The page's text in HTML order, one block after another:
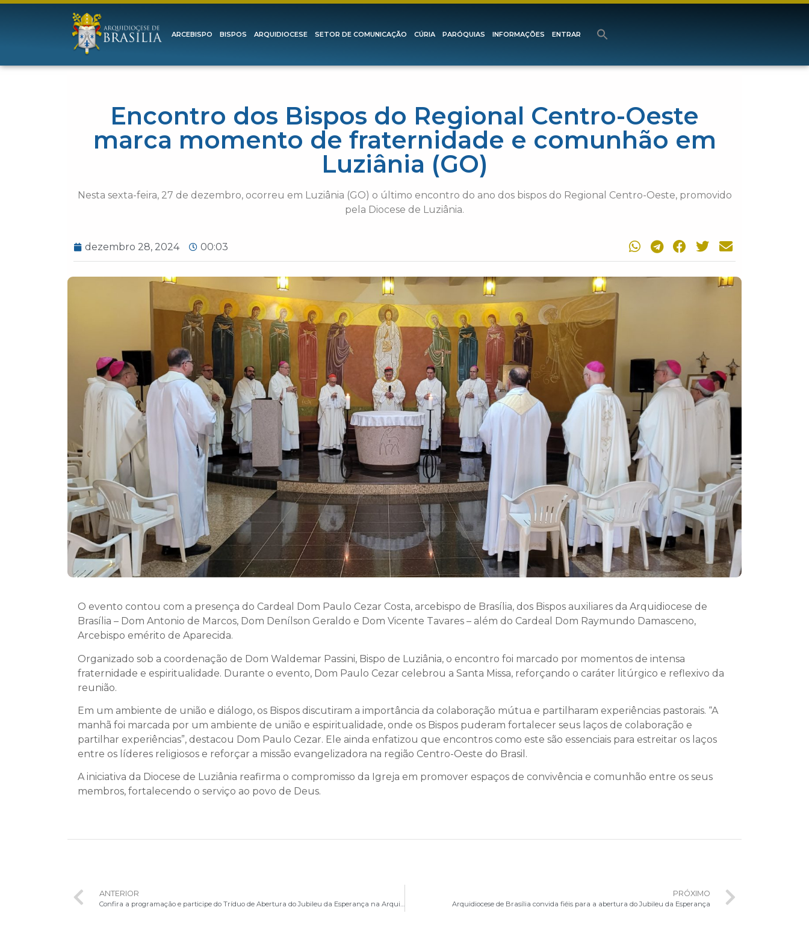
ARCEBISPO BISPOS ARQUIDIOCESE SETOR DE COMUNICAÇÃO CÚRIA PARÓQUIAS INFORMAÇÕES ENTRAR
Encontro dos Bispos do Regional Centro-Oeste
marca momento de fraternidade e comunhão em
Luziânia (GO)
Nesta sexta-feira, 27 de dezembro, ocorreu em Luziânia (GO) o último encontro do ano dos bispos do Regional Centro-Oeste, promovido
pela Diocese de Luziânia.
dezembro 28, 2024 00:03
O evento contou com a presença do Cardeal Dom Paulo Cezar Costa, arcebispo de Brasília, dos Bispos auxiliares da Arquidiocese de
Brasília – Dom Antonio de Marcos, Dom Denílson Geraldo e Dom Vicente Tavares – além do Cardeal Dom Raymundo Damasceno,
Arcebispo emérito de Aparecida.
Organizado sob a coordenação de Dom Waldemar Passini, Bispo de Luziânia, o encontro foi marcado por momentos de intensa
fraternidade e espiritualidade. Durante o evento, Dom Paulo Cezar celebrou a Santa Missa, reforçando o caráter litúrgico e reflexivo da
reunião.
Em um ambiente de união e diálogo, os Bispos discutiram a importância da colaboração mútua e partilharam experiências pastorais. “A
manhã foi marcada por um ambiente de união e espiritualidade, onde os Bispos puderam fortalecer seus laços de colaboração e
partilhar experiências”, destacou Dom Paulo Cezar. Ele ainda enfatizou que encontros como este são essenciais para estreitar os laços
entre os líderes religiosos e reforçar a missão evangelizadora na região Centro-Oeste do Brasil.
A iniciativa da Diocese de Luziânia reafirma o compromisso da Igreja em promover espaços de convivência e comunhão entre os seus
membros, fortalecendo o serviço ao povo de Deus.
ANTERIOR PRÓXIMO
Arquidiocese de Brasília convida fiéis para a abertura do Jubileu da Esperança